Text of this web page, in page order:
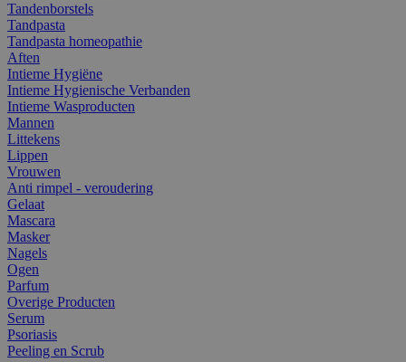
Tandenborstels
Tandpasta
Tandpasta homeopathie
Aften
Intieme Hygiëne
Intieme Hygienische Verbanden
Intieme Wasproducten
Mannen
Littekens
Lippen
Vrouwen
Anti rimpel - veroudering
Gelaat
Mascara
Masker
Nagels
Ogen
Parfum
Overige Producten
Serum
Psoriasis
Peeling en Scrub